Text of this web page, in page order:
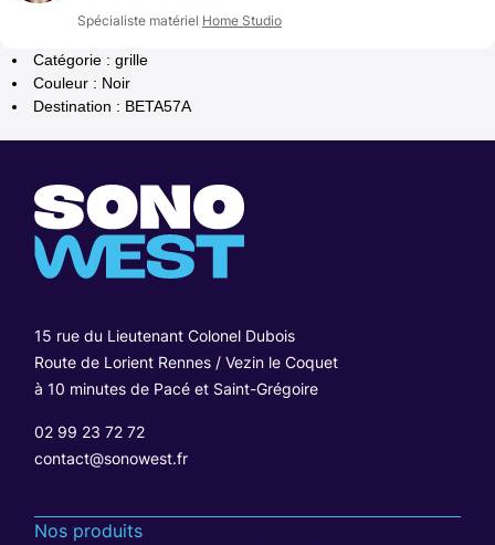
Spécialiste matériel Home Studio
Catégorie : grille
Couleur : Noir
Destination : BETA57A
15 rue du Lieutenant Colonel Dubois
Route de Lorient Rennes / Vezin le Coquet
à 10 minutes de Pacé et Saint-Grégoire
02 99 23 72 72
contact@sonowest.fr
Nos produits